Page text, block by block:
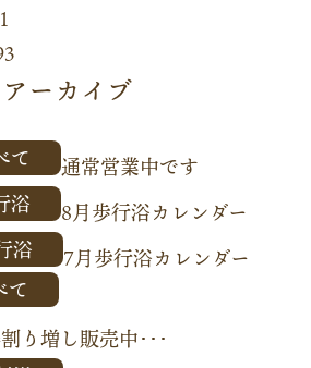
アーカイブ
て
通常営業中です
浴
8月歩行浴カレンダー
浴
7月歩行浴カレンダー
て
り増し販売中･･･